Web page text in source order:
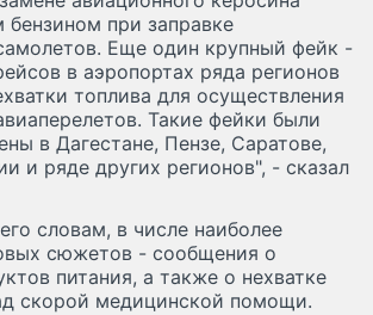
при заправке
Еще один крупный фейк -
в аэропортах ряда регионов
топлива для осуществления
Такие фейки были
в Дагестане, Пензе, Саратове,
и ряде других регионов", - сказал
словам, в числе наиболее
сюжетов - сообщения о
питания, а также о нехватке
скорой медицинской помощи.